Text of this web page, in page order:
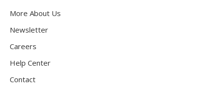
More About Us
Newsletter
Careers
Help Center
Contact